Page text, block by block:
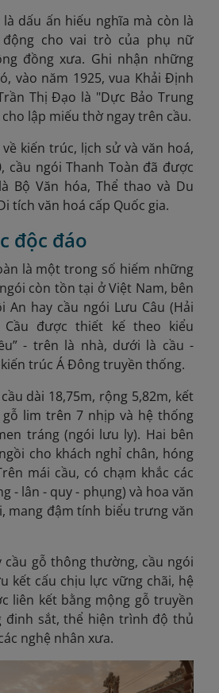
là dấu ấn hiếu nghĩa mà còn là
cho vai trò của phụ nữ
đồng xưa. Ghi nhận những
vào năm 1925, vua Khải Định
Thị Đạo là "Dực Bảo Trung
cho lập miếu thờ ngay trên cầu.
kiến trúc, lịch sử và văn hoá,
cầu ngói Thanh Toàn đã được
Bộ Văn hóa, Thể thao và Du
tích văn hoá cấp Quốc gia.
độc đáo
là một trong số hiếm những
còn tồn tại ở Việt Nam, bên
An hay cầu ngói Lưu Câu (Hải
Cầu được thiết kế theo kiểu
- trên là nhà, dưới là cầu -
trúc Á Đông truyền thống.
dài 18,75m, rộng 5,82m, kết
gỗ lim trên 7 nhịp và hệ thống
tráng (ngói lưu ly). Hai bên
cho khách nghỉ chân, hóng
mái cầu, có chạm khắc các
- lân - quy - phụng) và hoa văn
mang đậm tính biểu trưng văn
cầu gỗ thông thường, cầu ngói
kết cấu chịu lực vững chãi, hệ
liên kết bằng mộng gỗ truyền
đinh sắt, thể hiện trình độ thủ
nghệ nhân xưa.